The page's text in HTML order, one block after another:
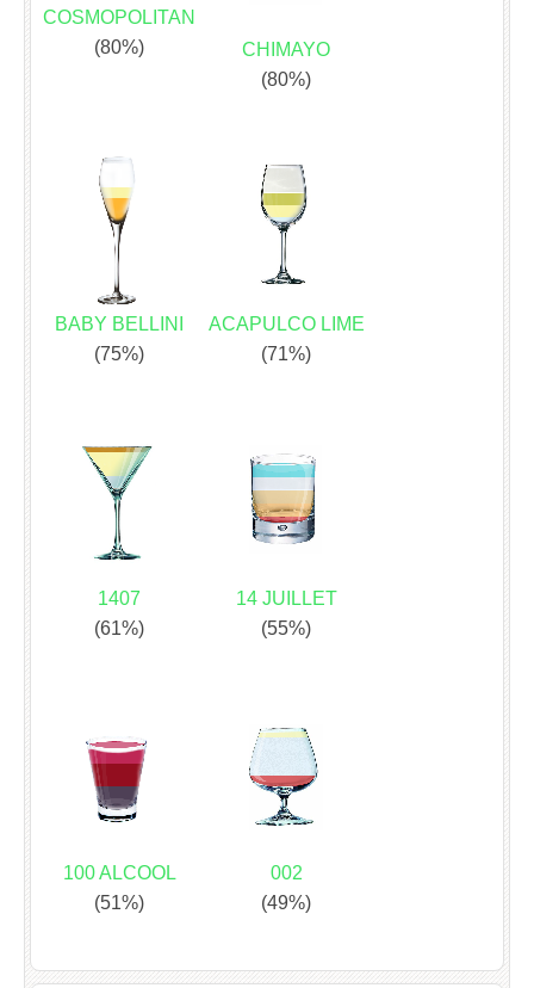
COSMOPOLITAN
(80%)
CHIMAYO
(80%)
BABY BELLINI
(75%)
ACAPULCO LIME
(71%)
1407
(61%)
14 JUILLET
(55%)
100 ALCOOL
(51%)
002
(49%)